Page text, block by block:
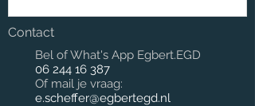
Contact
Bel of What's App Egbert.EGD
06 244 16 387
Of mail je vraag:
e.scheffer@egbertegd.nl